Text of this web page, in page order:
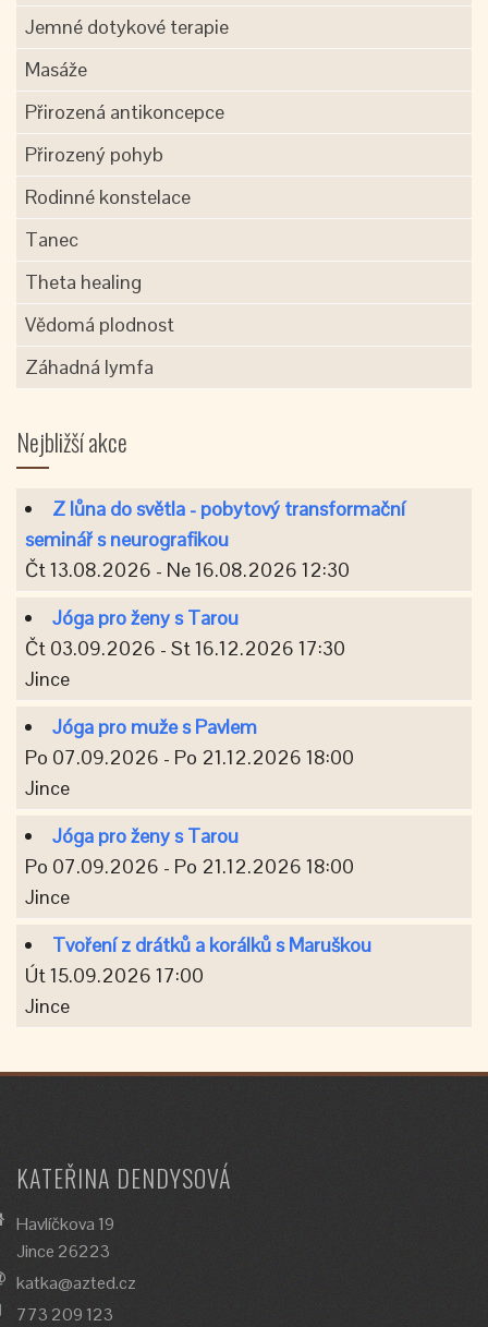
Jemné dotykové terapie
Masáže
Přirozená antikoncepce
Přirozený pohyb
Rodinné konstelace
Tanec
Theta healing
Vědomá plodnost
Záhadná lymfa
Nejbližší akce
Z lůna do světla - pobytový transformační
seminář s neurografikou
Čt 13.08.2026 - Ne 16.08.2026 12:30
Jóga pro ženy s Tarou
Čt 03.09.2026 - St 16.12.2026 17:30
Jince
Jóga pro muže s Pavlem
Po 07.09.2026 - Po 21.12.2026 18:00
Jince
Jóga pro ženy s Tarou
Po 07.09.2026 - Po 21.12.2026 18:00
Jince
Tvoření z drátků a korálků s Maruškou
Út 15.09.2026 17:00
Jince
KATEŘINA DENDYSOVÁ
Havlíčkova 19
Jince 26223
katka@azted.cz
773 209 123